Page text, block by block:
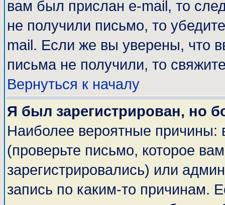
вам был прислан e-mail, то
не получили письмо, то
mail. Если же вы уверены, что
письма не получили, то
Вернуться к началу
Я был зарегистрирован, но
Наиболее вероятные причины:
(проверьте письмо, которое
зарегистрировались) или
запись по каким-то причинам.